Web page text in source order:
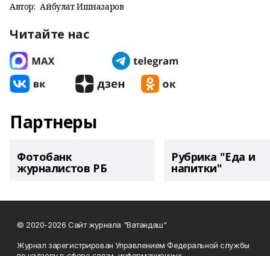
Автор: Айбулат Ишназаров
Читайте нас
Партнеры
Фотобанк
журналистов РБ
Рубрика "Еда и
напитки"
© 2020-2026 Сайт журнала "Ватандаш"
Журнал зарегистрирован Управлением Федеральной службы